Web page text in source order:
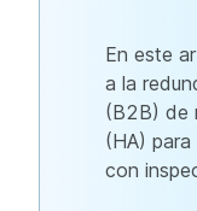
En este
a la
(B2B) de
(HA)
con